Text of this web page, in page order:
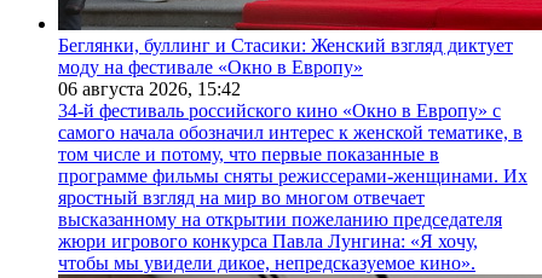
Беглянки, буллинг и Стасики: Женский взгляд диктует
моду на фестивале «Окно в Европу»
06 августа 2026, 15:42
34-й фестиваль российского кино «Окно в Европу» с
самого начала обозначил интерес к женской тематике, в
том числе и потому, что первые показанные в
программе фильмы сняты режиссерами-женщинами. Их
яростный взгляд на мир во многом отвечает
высказанному на открытии пожеланию председателя
жюри игрового конкурса Павла Лунгина: «Я хочу,
чтобы мы увидели дикое, непредсказуемое кино».